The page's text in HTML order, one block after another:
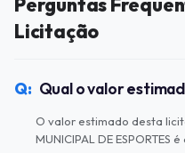
Licitação
Qual o valor
O valor estimado desta
MUNICIPAL DE ESPORTES